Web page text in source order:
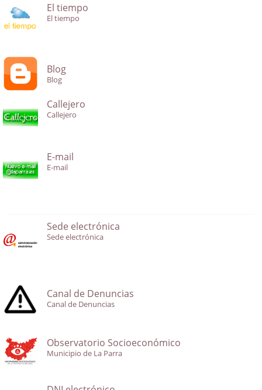
El tiempo
El tiempo
Blog
Blog
Callejero
Callejero
E-mail
E-mail
Sede electrónica
Sede electrónica
Canal de Denuncias
Canal de Denuncias
Observatorio Socioeconómico
Municipio de La Parra